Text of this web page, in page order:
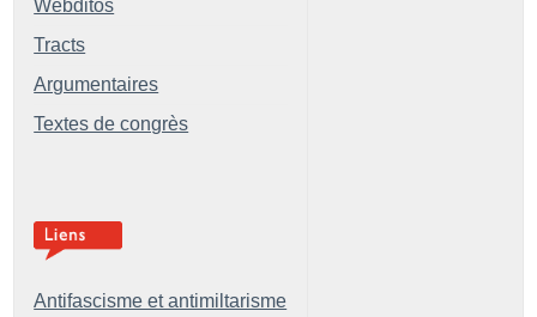
Webditos
Tracts
Argumentaires
Textes de congrès
Antifascisme et antimiltarisme